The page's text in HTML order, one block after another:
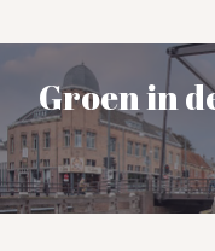
Groen in